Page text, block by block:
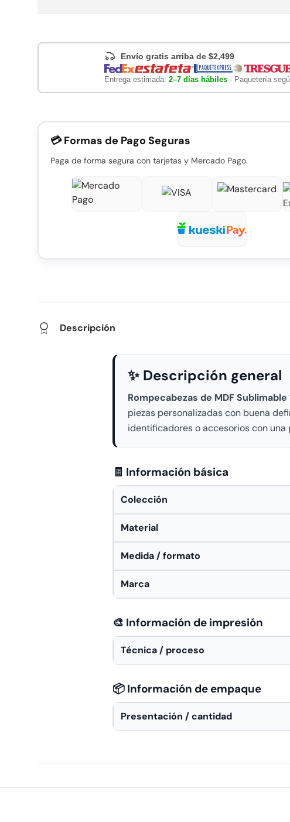
Envío gratis arriba de $2,499
Entrega estimada: 2–7 días hábiles· Paquetería
💳 Formas de Pago Seguras
Paga de forma segura con tarjetas y Mercado Pago.
Descripción
✨ Descripción general
Rompecabezas de MDF
piezas personalizadas con buena
identificadores o accesorios con
🧾 Información básica
Colección
Material
Medida / formato
Marca
🎨 Información de impresión
Técnica / proceso
📦 Información de empaque
Presentación / cantidad